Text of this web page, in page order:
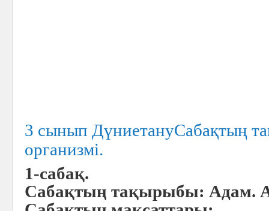
3 сынып ДүниетануCабақтың
организмі.
1-сабақ.
Cабақтың тақырыбы: Адам.